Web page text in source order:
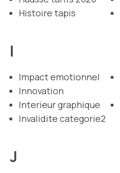
Histoire tapis
I
Impact emotionnel
Innovation
Interieur graphique
Invalidite categorie2
J